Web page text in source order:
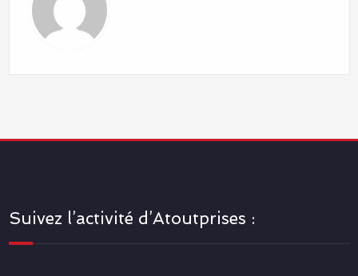
Suivez l’activité d’Atoutprises :